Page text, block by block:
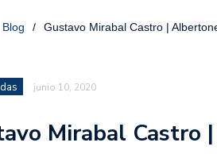
Redes sociales y web
Gustavo Mirabal
Qwen.ai para
Blog / Gustavo Mirabal Castro |
junio 10, 2020
Mirabal Castro